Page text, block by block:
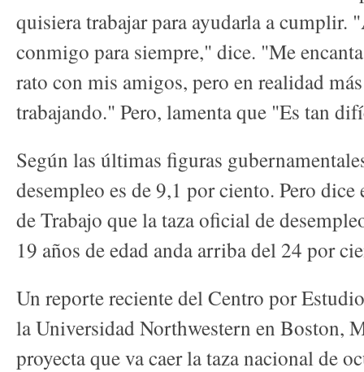
quisiera trabajar para ayudarla a cumplir.
conmigo para siempre," dice. "Me
rato con mis amigos, pero en realidad
trabajando." Pero, lamenta que "Es tan
Según las últimas figuras
desempleo es de 9,1 por ciento. Pero
de Trabajo que la taza oficial de
19 años de edad anda arriba del 24 por
Un reporte reciente del Centro por
la Universidad Northwestern en Boston,
proyecta que va caer la taza nacional de